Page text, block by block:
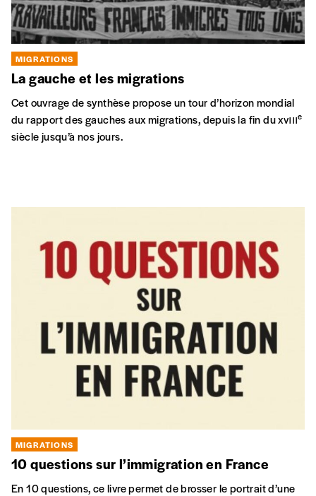
MIGRATIONS
La gauche et les migrations
Cet ouvrage de synthèse propose un tour d’horizon mondial
du rapport des gauches aux migrations, depuis la fin du xvıııe
siècle jusqu’à nos jours.
MIGRATIONS
10 questions sur l’immigration en France
En 10 questions, ce livre permet de brosser le portrait d’une